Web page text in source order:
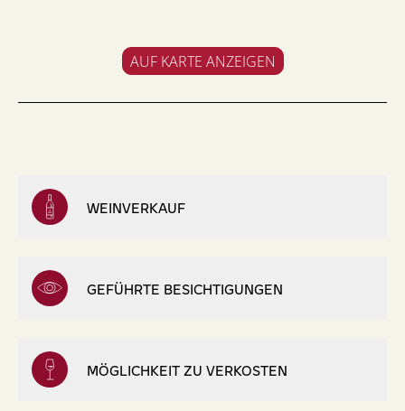
AUF KARTE ANZEIGEN
WEINVERKAUF
GEFÜHRTE BESICHTIGUNGEN
MÖGLICHKEIT ZU VERKOSTEN